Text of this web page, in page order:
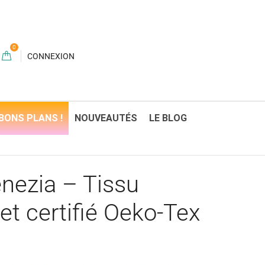
0
CONNEXION
PLANS ! NOUVEAUTÉS LE BLOG
– Tissu
certifié Oeko-Tex